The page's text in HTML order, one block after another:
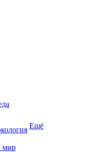
мир
Ещё